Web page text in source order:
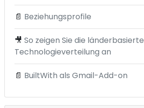
📄 Beziehungsprofile
🎥 So zeigen Sie die länderbasierte
Technologieverteilung an
📄 BuiltWith als Gmail-Add-on